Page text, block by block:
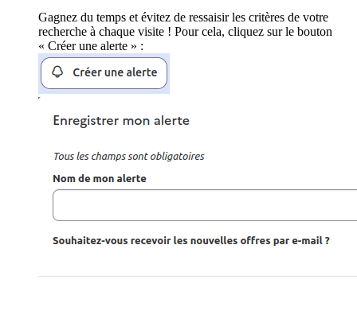
Gagnez du temps et évitez de ressaisir les critères de votre
recherche à chaque visite ! Pour cela, cliquez sur le bouton
« Créer une alerte » :